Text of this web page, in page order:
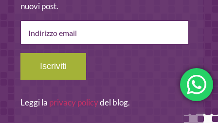
nuovi post.
email
Iscriviti
Leggi la privacy policydel blog.